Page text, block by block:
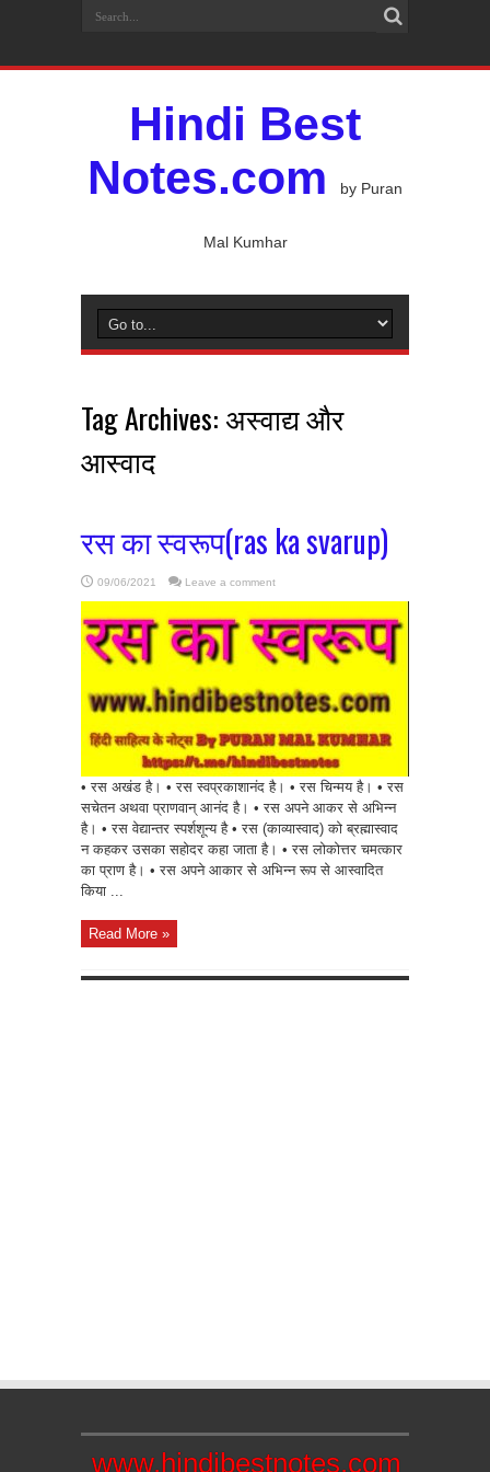
Hindi Best
Notes.com
by Puran
Mal Kumhar
Tag Archives:अस्वाद्य और
आस्वाद
रस का स्वरूप(ras ka svarup)
09/06/2021 Leave a comment
• रस अखंड है। • रस स्वप्रकाशानंद है। • रस चिन्मय है। • रस
सचेतन अथवा प्राणवान् आनंद है। • रस अपने आकर से अभिन्न
है। • रस वेद्यान्तर स्पर्शशून्य है • रस (काव्यास्वाद) को ब्रह्मास्वाद
न कहकर उसका सहोदर कहा जाता है। • रस लोकोत्तर चमत्कार
का प्राण है। • रस अपने आकार से अभिन्न रूप से आस्वादित
किया ...
Read More »
www.hindibestnotes.com